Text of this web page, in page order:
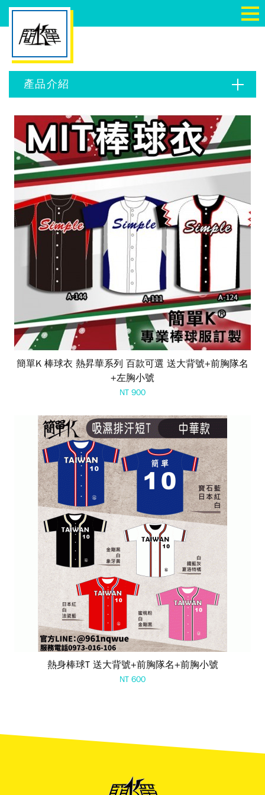
NIKE 籃球衣 棒球衣 壘球衣 排球衣 團體服 班服-簡單
切
產品介紹
訂購與聯絡
搜尋
產品介紹
簡單K 棒球衣 熱昇華系列 百款可選 送大背號+前胸隊名
+左胸小號
NT 900
熱身棒球T 送大背號+前胸隊名+前胸小號
NT 600